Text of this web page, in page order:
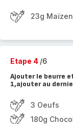
23g
Etape 4 /6
Ajouter le beurre
1,ajouter au
3 Oeufs
180g